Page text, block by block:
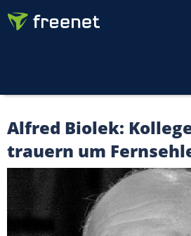
Alfred Biolek:
trauern um